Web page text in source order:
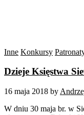
Inne Konkursy
Dzieje Księstwa
16 maja 2018 by
W dniu 30 maja br. w